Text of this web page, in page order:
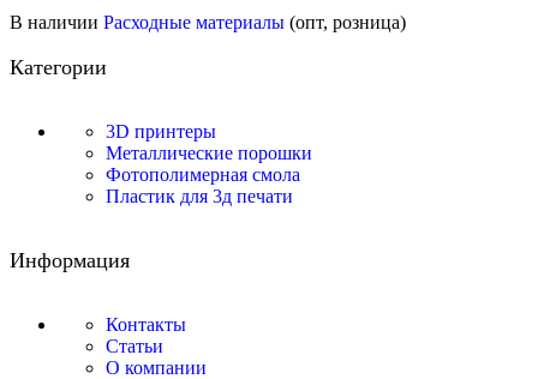
В наличии Расходные материалы (опт, розница)
Категории
3D принтеры
Металлические порошки
Фотополимерная смола
Пластик для 3д печати
Информация
Контакты
Статьи
О компании